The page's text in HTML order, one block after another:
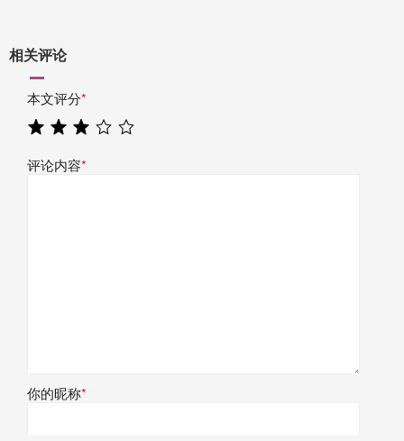
相关评论
本文评分*
评论内容*
你的昵称*